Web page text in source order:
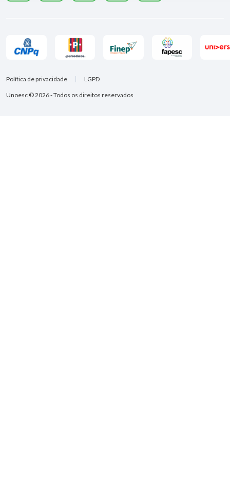
Unoesc © 2026 - Todos os direitos reservados
Política de privacidade LGPD